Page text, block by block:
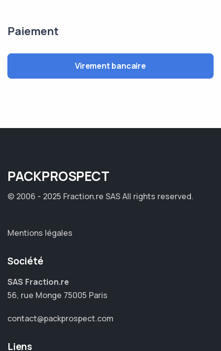
Paiement
Virement bancaire
PACKPROSPECT
© 2006 - 2025 Fraction.re SASAll rights reserved.
Mentions légales
Société
SAS Fraction.re
56, rue Monge 75005 Paris
contact@packprospect.com
Liens